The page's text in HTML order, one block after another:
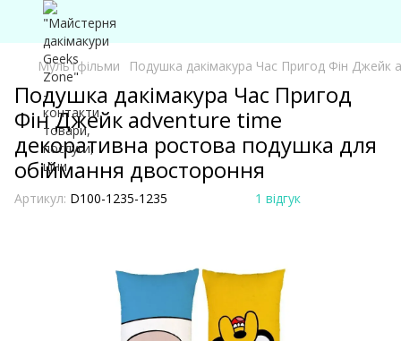
Мультфільми Подушка дакімакура Час Пригод Фін
Подушка дакімакура Час Пригод
Фін Джейк adventure time
декоративна ростова подушка для
обіймання двостороння
Артикул: D100-1235-1235 1 відгук